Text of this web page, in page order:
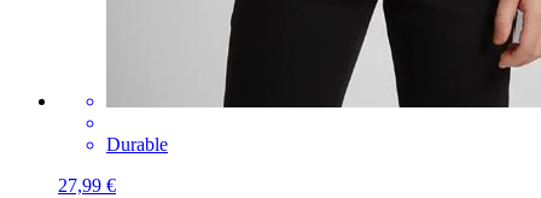
Durable
27,99 €